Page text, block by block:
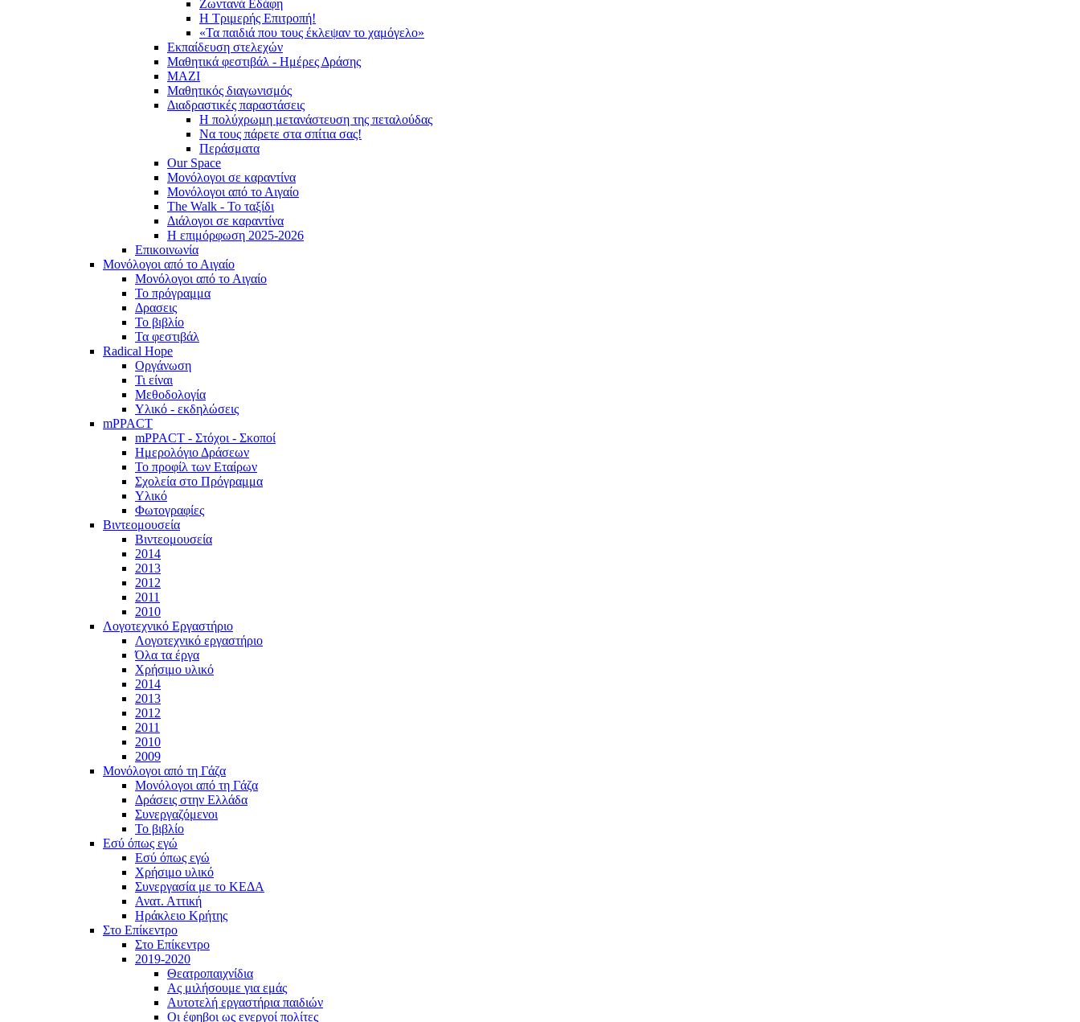
Ζωντανά Εδάφη
Η Τριμερής Επιτροπή!
«Τα παιδιά που τους έκλεψαν το χαμόγελο»
Εκπαίδευση στελεχών
Μαθητικά φεστιβάλ - Ημέρες Δράσης
ΜΑΖΙ
Μαθητικός διαγωνισμός
Διαδραστικές παραστάσεις
Η πολύχρωμη μετανάστευση της πεταλούδας
Να τους πάρετε στα σπίτια σας!
Περάσματα
Our Space
Μονόλογοι σε καραντίνα
Μονόλογοι από το Αιγαίο
The Walk - Το ταξίδι
Διάλογοι σε καραντίνα
Η επιμόρφωση 2025-2026
Επικοινωνία
Μονόλογοι από το Αιγαίο
Μονόλογοι από το Αιγαίο
Το πρόγραμμα
Δρασεις
Το βιβλίο
Τα φεστιβάλ
Radical Hope
Οργάνωση
Τι είναι
Μεθοδολογία
Υλικό - εκδηλώσεις
mPPACT
mPPACT - Στόχοι - Σκοποί
Ημερολόγιο Δράσεων
Το προφίλ των Εταίρων
Σχολεία στο Πρόγραμμα
Υλικό
Φωτογραφίες
Βιντεομουσεία
Βιντεομουσεία
2014
2013
2012
2011
2010
Λογοτεχνικό Εργαστήριο
Λογοτεχνικό εργαστήριο
Όλα τα έργα
Χρήσιμο υλικό
2014
2013
2012
2011
2010
2009
Μονόλογοι από τη Γάζα
Μονόλογοι από τη Γάζα
Δράσεις στην Ελλάδα
Συνεργαζόμενοι
To βιβλίο
Εσύ όπως εγώ
Εσύ όπως εγώ
Χρήσιμο υλικό
Συνεργασία με το ΚΕΔΑ
Ανατ. Αττική
Ηράκλειο Κρήτης
Στο Επίκεντρο
Στο Επίκεντρο
2019-2020
Θεατροπαιχνίδια
Ας μιλήσουμε για εμάς
Αυτοτελή εργαστήρια παιδιών
Οι έφηβοι ως ενεργοί πολίτες